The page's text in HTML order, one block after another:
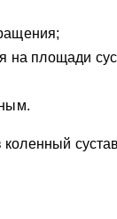
на площади